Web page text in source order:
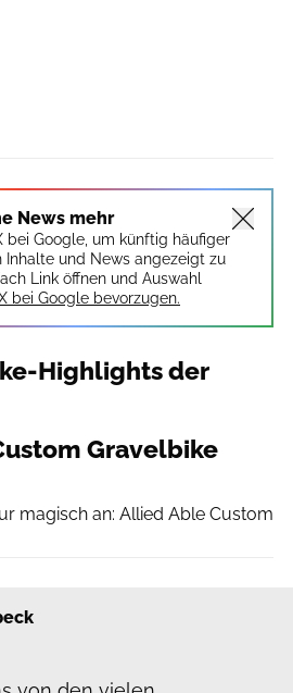
News mehr
bei Google, um künftig häufiger
Inhalte und News angezeigt zu
Link öffnen und Auswahl
bei Google bevorzugen.
Highlights der
Gravelbike
magisch an: Allied Able Custom